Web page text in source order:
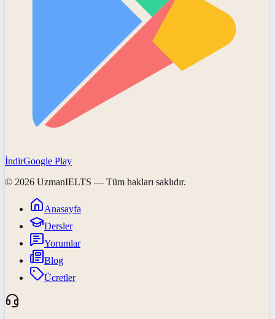
İndirGoogle Play
© 2026 UzmanIELTS — Tüm hakları saklıdır.
Anasayfa
Dersler
Yorumlar
Blog
Ücretler